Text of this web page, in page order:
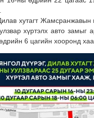
хутагт
хүртэлх авто замыг
6 цагийн хооронд